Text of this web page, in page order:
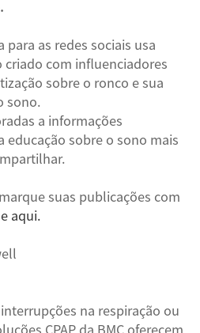
para as redes sociais usa
criado com influenciadores
sobre o ronco e sua
sono.
a informações
educação sobre o sono mais
suas publicações com
aqui.
na respiração ou
CPAP da BMC oferecem